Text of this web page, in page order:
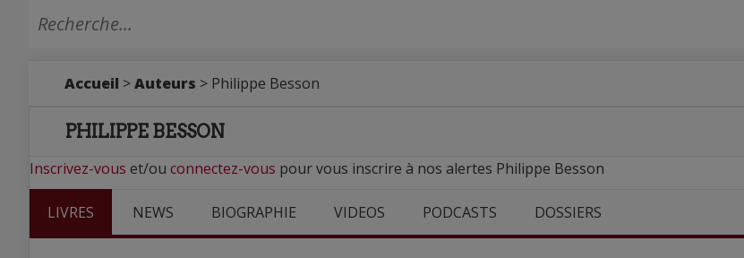
Accueil >Auteurs > Philippe Besson
PHILIPPE BESSON
Inscrivez-vous et/ou connectez-vous pour vous inscrire à nos alertes Philippe Besson
LIVRES NEWS BIOGRAPHIE VIDEOS PODCASTS DOSSIERS